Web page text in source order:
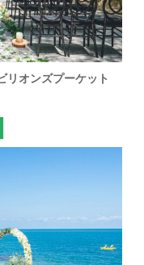
オンズプーケット